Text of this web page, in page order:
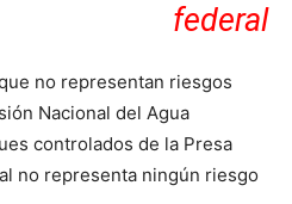
federal
no representan riesgos
Nacional del Agua
controlados de la Presa
no representa ningún riesgo